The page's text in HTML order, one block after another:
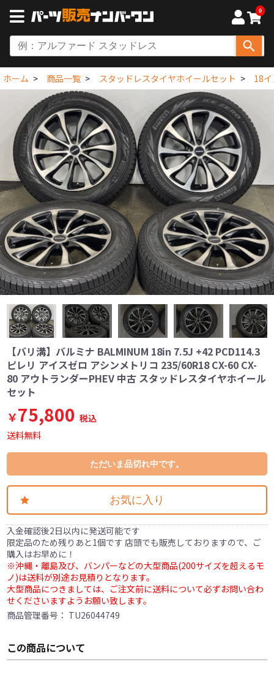
0
ホーム 商品一覧 スタッドレスタイヤホイールセット 18
【バリ溝】バルミナ BALMINUM 18in 7.5J +42 PCD114.3
ピレリ アイスゼロ アシンメトリコ 235/60R18 CX-60 CX-
80 アウトランダーPHEV 中古 スタッドレスタイヤホイール
セット
￥75,800 税込
送料無料
ただいま品切れ中です。
お気に入り
入金確認後2日以内に発送可能です
限定品のため残りあと1個です 店頭でも販売しておりますので、ご
購入はお早めに！
※沖縄・離島及び、バンパーなどの大型商品(200サイズを超えるモ
ノ)は送料が別途お見積りとなります。
大型商品につきましては、ご注文前に送料について必ずお問い合わ
せくださいますようお願い致します。
商品管理番号： TU26044749
この商品について